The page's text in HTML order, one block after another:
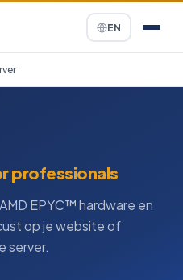
EN
professionals
EPYC™ hardware en
op je website of
server.